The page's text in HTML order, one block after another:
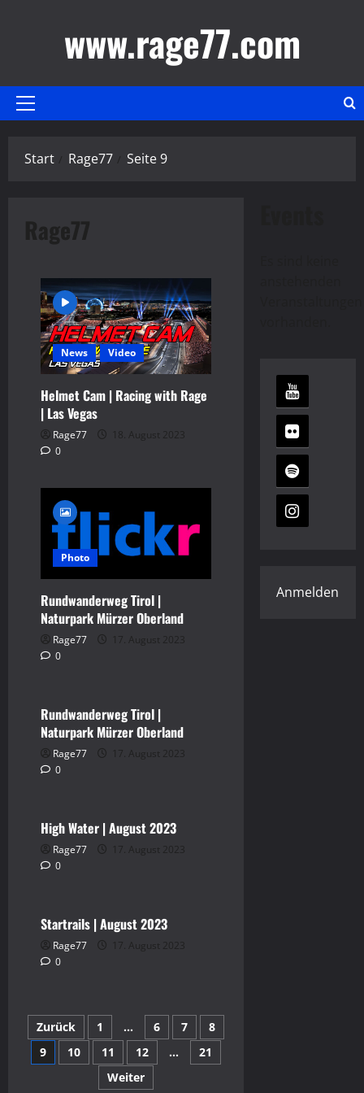
www.rage77.com
Primäres
Start Rage77 Seite 9
Rage77
News Video
Helmet Cam | Racing with Rage
| Las Vegas
Rage77
18. August 2023
0
Photo
Rundwanderweg Tirol |
Naturpark Mürzer Oberland
Rage77
17. August 2023
0
Rundwanderweg Tirol |
Naturpark Mürzer Oberland
Rage77
17. August 2023
0
High Water | August 2023
Rage77
17. August 2023
0
Startrails | August 2023
Rage77
17. August 2023
0
Seitennummerierung
der
Zurück 1 … 6 7
8
9
10 11 12 …
21
Weiter
Anmelden